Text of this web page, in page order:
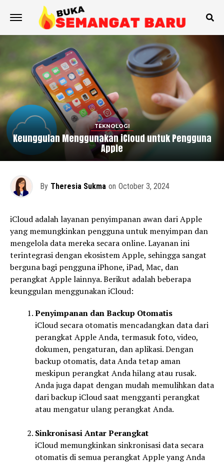
TEKNOLOGI
Keunggulan Menggunakan iCloud untuk Pengguna
Apple
By Theresia Sukma on October 3, 2024
iCloud adalah layanan penyimpanan awan dari Apple
yang memungkinkan pengguna untuk menyimpan dan
mengelola data mereka secara online. Layanan ini
terintegrasi dengan ekosistem Apple, sehingga sangat
berguna bagi pengguna iPhone, iPad, Mac, dan
perangkat Apple lainnya. Berikut adalah beberapa
keunggulan menggunakan iCloud:
Penyimpanan dan Backup Otomatis
iCloud secara otomatis mencadangkan data dari
perangkat Apple Anda, termasuk foto, video,
dokumen, pengaturan, dan aplikasi. Dengan
backup otomatis, data Anda tetap aman
meskipun perangkat Anda hilang atau rusak.
Anda juga dapat dengan mudah memulihkan data
dari backup iCloud saat mengganti perangkat
atau mengatur ulang perangkat Anda.
Sinkronisasi Antar Perangkat
iCloud memungkinkan sinkronisasi data secara
otomatis di semua perangkat Apple yang Anda